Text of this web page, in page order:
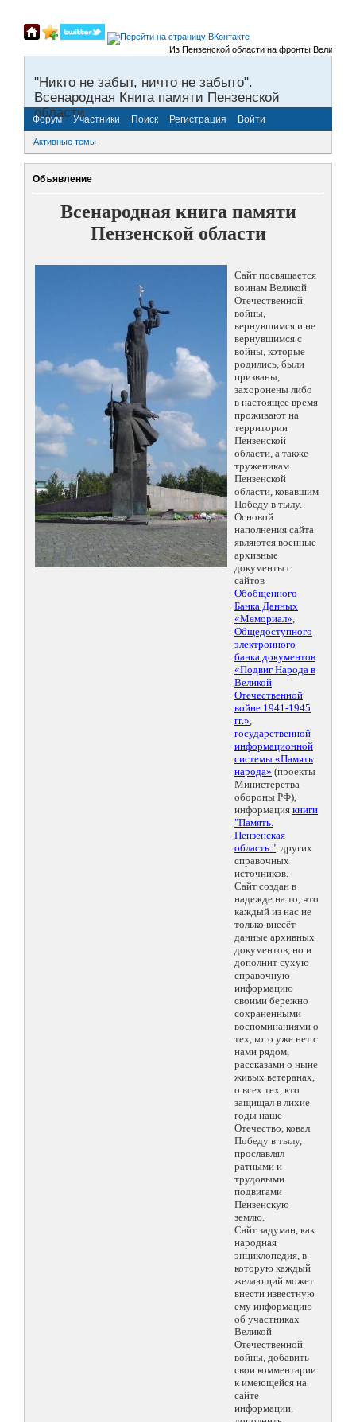
Из Пензенской области на фронты Великой
"Никто не забыт, ничто не забыто".
Всенародная Книга памяти Пензенской
области.
Форум Участники Поиск Регистрация Войти
Активные темы
Объявление
Всенародная книга памяти
Пензенской области
Сайт посвящается
воинам Великой
Отечественной
войны,
вернувшимся и не
вернувшимся с
войны, которые
родились, были
призваны,
захоронены либо
в настоящее время
проживают на
территории
Пензенской
области, а также
труженикам
Пензенской
области, ковавшим
Победу в тылу.
Основой
наполнения сайта
являются военные
архивные
документы с
сайтов
Обобщенного
Банка Данных
«Мемориал»,
Общедоступного
электронного
банка документов
«Подвиг Народа в
Великой
Отечественной
войне 1941-1945
гг.»,
государственной
информационной
системы «Память
народа» (проекты
Министерства
обороны РФ),
информация книги
"Память.
Пензенская
область.", других
справочных
источников.
Сайт создан в
надежде на то, что
каждый из нас не
только внесёт
данные архивных
документов, но и
дополнит сухую
справочную
информацию
своими бережно
сохраненными
воспоминаниями о
тех, кого уже нет с
нами рядом,
рассказами о ныне
живых ветеранах,
о всех тех, кто
защищал в лихие
годы наше
Отечество, ковал
Победу в тылу,
прославлял
ратными и
трудовыми
подвигами
Пензенскую
землю.
Сайт задуман, как
народная
энциклопедия, в
которую каждый
желающий может
внести известную
ему информацию
об участниках
Великой
Отечественной
войны, добавить
свои комментарии
к имеющейся на
сайте
информации,